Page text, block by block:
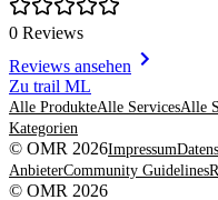
0 Reviews
Reviews ansehen
Item
1
of
1
Zu trail ML
Alle ProdukteAlle ServicesAlle
Kategorien
© OMR 2026Impressum
AnbieterCommunity Guidelines
© OMR 2026